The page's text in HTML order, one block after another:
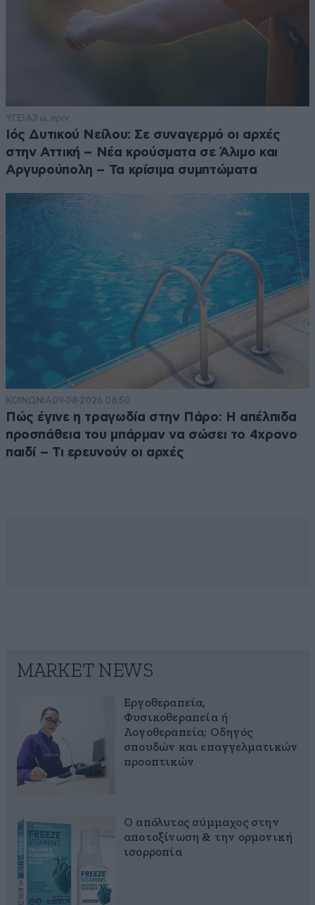
ΥΓΕΙΑ3 ω. πριν
Ιός Δυτικού Νείλου: Σε συναγερμό οι αρχές
στην Αττική – Νέα κρούσματα σε Άλιμο και
Αργυρούπολη – Τα κρίσιμα συμπτώματα
ΚΟΙΝΩΝΙΑ09·08·2026 08:50
Πώς έγινε η τραγωδία στην Πάρο: Η απέλπιδα
προσπάθεια του μπάρμαν να σώσει το 4χρονο
παιδί – Τι ερευνούν οι αρχές
MARKET NEWS
Εργοθεραπεία,
Φυσικοθεραπεία ή
Λογοθεραπεία; Οδηγός
σπουδών και επαγγελματικών
προοπτικών
Ο απόλυτος σύμμαχος στην
αποτοξίνωση & την ορμονική
ισορροπία